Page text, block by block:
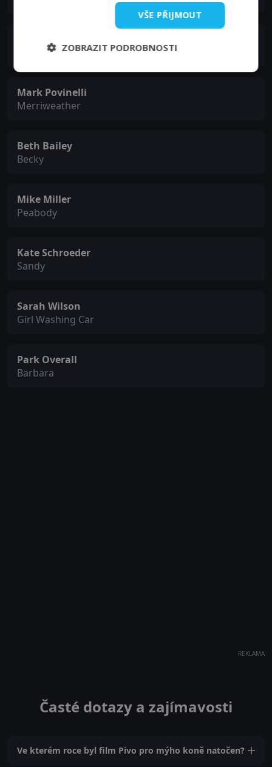
Gypsy Gene
Mark Povinelli
Merriweather
Beth Bailey
Becky
Mike Miller
Peabody
Kate Schroeder
Sandy
Sarah Wilson
Girl Washing Car
Park Overall
Barbara
REKLAMA
Časté dotazy a zajímavosti
Ve kterém roce byl film Pivo pro mýho koně natočen?
VŠE PŘIJMOUT
ZOBRAZIT PODROBNOSTI